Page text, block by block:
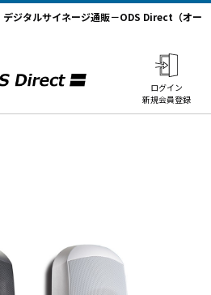
ジタルサイネージ通販－ODS Direct（オー
ログイン
新規会員登録